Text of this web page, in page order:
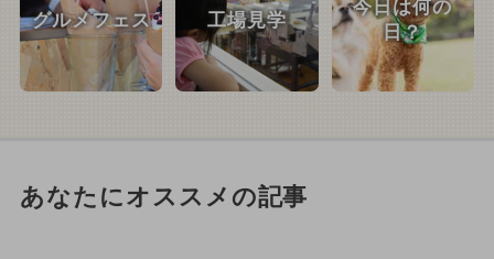
グルメフェス 工場見学
今日は何の
日？
あなたにオススメの記事